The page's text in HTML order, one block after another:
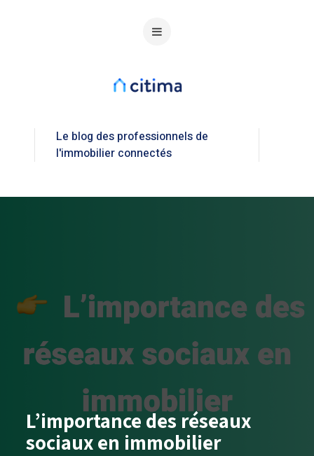
Le blog des professionnels de
l'immobilier connectés
L’importance des réseaux
sociaux en immobilier